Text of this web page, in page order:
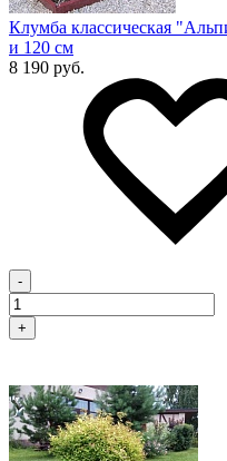
Клумба классическая
и 120 см
8 190 руб.
-
+